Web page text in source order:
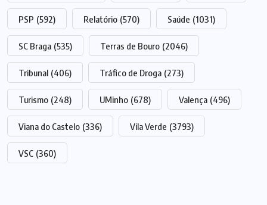
PSP (592) Relatório (570) Saúde (1031)
SC Braga (535) Terras de Bouro (2046)
Tribunal (406) Tráfico de Droga (273)
Turismo (248) UMinho (678) Valença (496)
Viana do Castelo (336) Vila Verde (3793)
VSC (360)